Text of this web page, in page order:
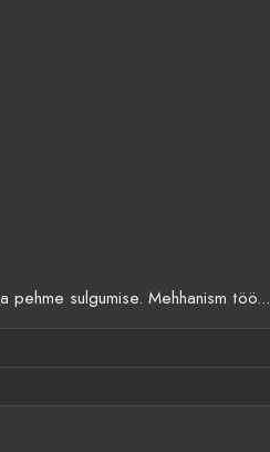
pehme sulgumise. Mehhanism töö...